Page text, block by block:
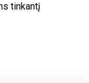
tinkantį